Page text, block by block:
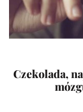
Czekolada,